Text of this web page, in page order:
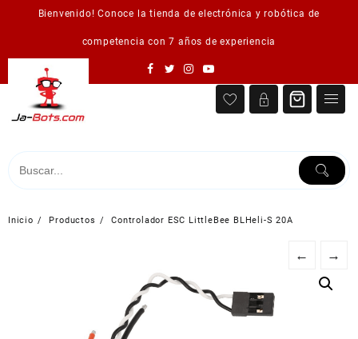
Bienvenido! Conoce la tienda de electrónica y robótica de
competencia con 7 años de experiencia
Inicio Productos Controlador ESC LittleBee BLHeli-S 20A
← →